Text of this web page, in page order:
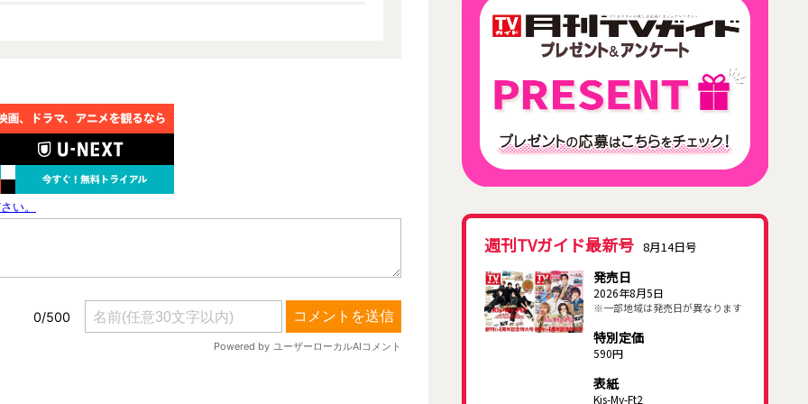
週刊TVガイド最新号 8月14日号
発売日
2026年8月5日
※一部地域は発売日が異なります
特別定価
590円
表紙
Kis-My-Ft2